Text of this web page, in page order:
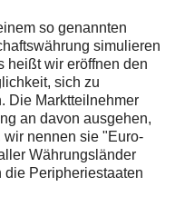
so genannten
simulieren
heißt wir eröffnen den
sich zu
Die Marktteilnehmer
an davon ausgehen,
wir nennen sie "Euro-
Währungsländer
die Peripheriestaaten